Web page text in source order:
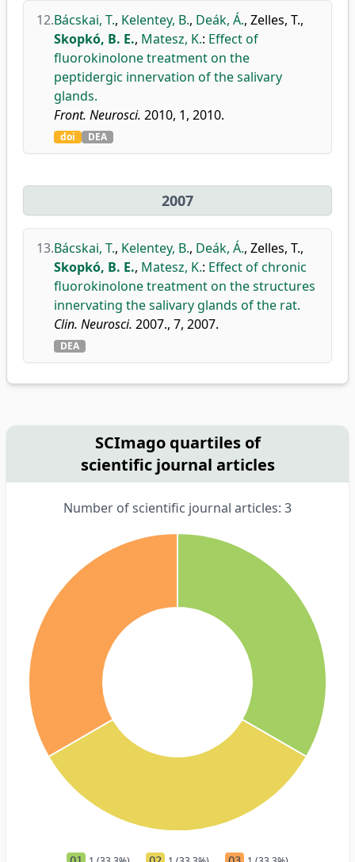
12.Bácskai, T., Kelentey, B., Deák, Á., Zelles, T.,
Skopkó, B. E., Matesz, K.: Effect of
fluorokinolone treatment on the
peptidergic innervation of the salivary
glands.
Front. Neurosci. 2010, 1, 2010.
doi DEA
2007
13.Bácskai, T., Kelentey, B., Deák, Á., Zelles, T.,
Skopkó, B. E., Matesz, K.: Effect of chronic
fluorokinolone treatment on the structures
innervating the salivary glands of the rat.
Clin. Neurosci. 2007., 7, 2007.
DEA
SCImago quartiles of
scientific journal articles
Number of scientific journal articles: 3